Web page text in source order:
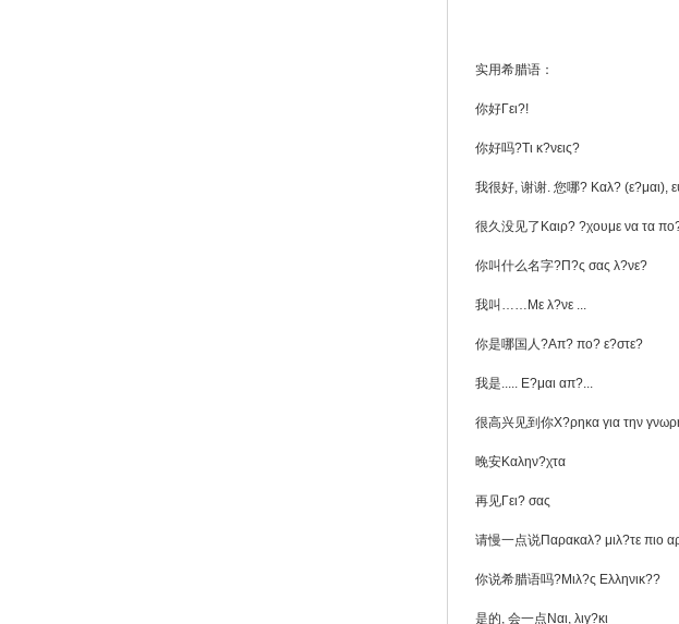
实用希腊语：
你好Γει?!
你好吗?Τι κ?νεις?
我很好, 谢谢. 您哪? Καλ? (ε?μαι),
很久没见了Καιρ? ?χουμε να τα
你叫什么名字?Π?ς σας λ?νε?
我叫……Με λ?νε ...
你是哪国人?Απ? πο? ε?στε?
我是..... Ε?μαι απ?...
很高兴见到你Χ?ρηκα για την
晚安Καλην?χτα
再见Γει? σας
请慢一点说Παρακαλ? μιλ?τε πιο
你说希腊语吗?Μιλ?ς Ελληνικ??
是的, 会一点Ναι, λιγ?κι